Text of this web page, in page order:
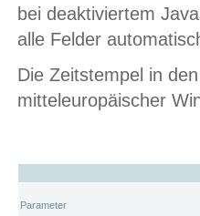
bei deaktiviertem
alle Felder
Die Zeitstempel in
mitteleuropäischer
Parameter